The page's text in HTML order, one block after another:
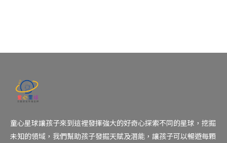
童心星球讓孩子來到這裡發揮強大的好奇心探索不同的星球，挖掘
未知的領域，我們幫助孩子發掘天賦及潛能，讓孩子可以暢遊每顆